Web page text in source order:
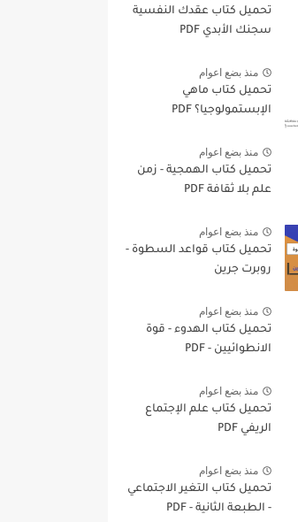
تحميل كتاب عقدك النفسية
سجنك الأبدي PDF
منذ بضع اعوام
تحميل كتاب ماهي
الإبستمولوجيا؟ PDF
منذ بضع اعوام
تحميل كتاب الهمجية - زمن
علم بلا ثقافة PDF
منذ بضع اعوام
تحميل كتاب قواعد السطوة -
روبرت جرين
منذ بضع اعوام
تحميل كتاب الهدوء - قوة
الانطوائيين - PDF
منذ بضع اعوام
تحميل كتاب علم الإجتماع
الريفي PDF
منذ بضع اعوام
تحميل كتاب التغير الاجتماعي
- الطبعة الثانية - PDF